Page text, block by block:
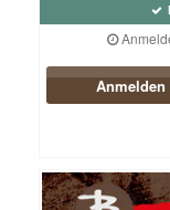
Anmelden